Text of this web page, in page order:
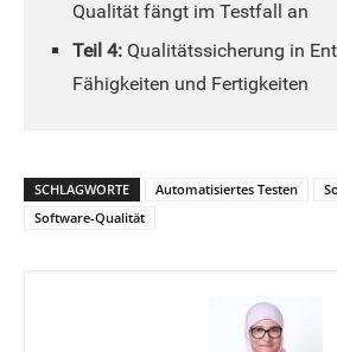
Qualität fängt im Testfall an
Teil 4: Qualitätssicherung in
Fähigkeiten und Fertigkeiten
SCHLAGWORTE Automatisiertes Testen
Software-Qualität